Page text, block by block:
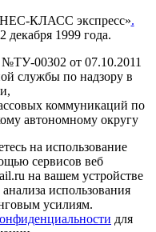
КЛАСС экспресс».
декабря 1999 года.
00302 от 07.10.2011
службы по надзору в
коммуникаций по
автономному округу
на использование
сервисов веб
на вашем устройстве
использования
усилиям.
для